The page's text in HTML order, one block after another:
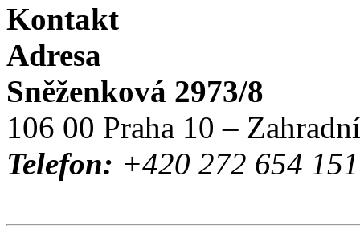
Kontakt
Adresa
Sněženková 2973/8
106 00 Praha 10 –
Telefon: +420 272 654